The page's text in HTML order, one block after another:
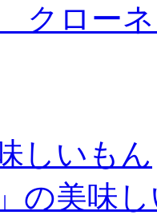
クロー
しいもん
の美味